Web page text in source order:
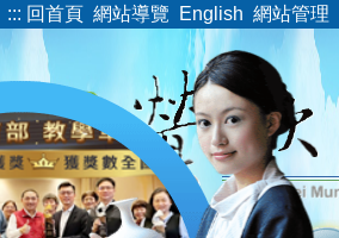
::: 回首頁 網站導覽 English 網站管理